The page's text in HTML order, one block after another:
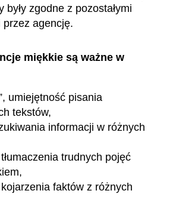
były zgodne z pozostałymi
przez agencję.
miękkie są ważne w
umiejętność pisania
tekstów,
informacji w różnych
trudnych pojęć
faktów z różnych